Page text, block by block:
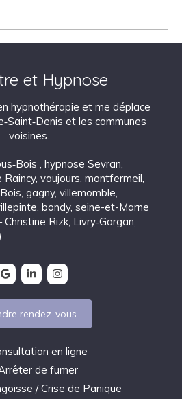
et Hypnose
hypnothérapie et me déplace
et les communes
voisines.
hypnose Sevran
Raincy, vaujours montfermeil
gagny, villemomble
bondy, seine-et-Marne
Rizk, Livry‑Gargan
rendez-vous
en ligne
de fumer
/ Crise de Panique